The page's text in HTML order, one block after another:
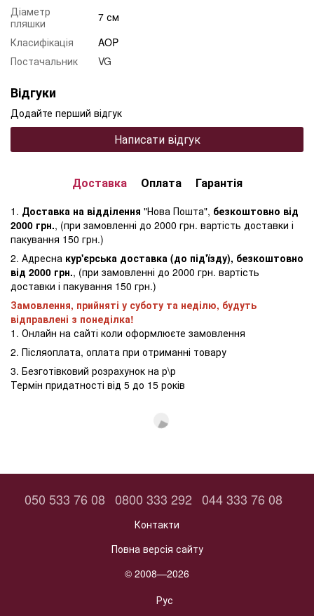
Діаметр
пляшки
7 см
Класифікація
AOP
Постачальник
VG
Відгуки
Додайте перший відгук
Написати відгук
Доставка Оплата Гарантія
1. Доставка на відділення "Нова Пошта", безкоштовно від
2000 грн., (при замовленні до 2000 грн. вартість доставки і
пакування 150 грн.)
2. Адресна кур'єрська доставка (до під'їзду), безкоштовно
від 2000 грн., (при замовленні до 2000 грн. вартість
доставки і пакування 150 грн.)
Замовлення, прийняті у суботу та неділю, будуть
відправлені з понеділка!
1. Онлайн на сайті коли оформлюєте замовлення
2. Післяоплата, оплата при отриманні товару
3. Безготівковий розрахунок на р\р
Термін придатності від 5 до 15 років
050 533 76 08 0800 333 292 044 333 76 08
Контакти
Повна версія сайту
© 2008—2026
Рус